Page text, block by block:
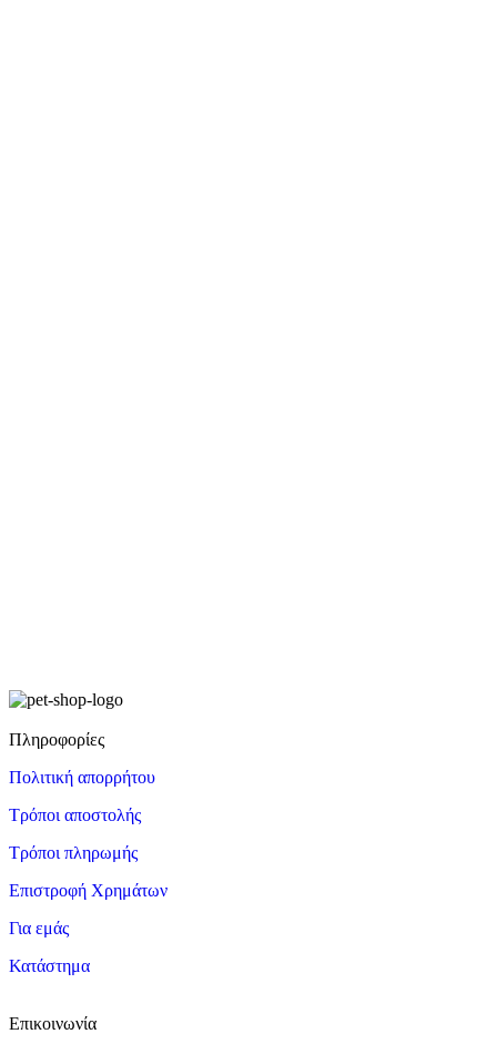
Πληροφορίες
Πολιτική απορρήτου
Τρόποι αποστολής
Τρόποι πληρωμής
Επιστροφή Χρημάτων
Για εμάς
Κατάστημα
Επικοινωνία